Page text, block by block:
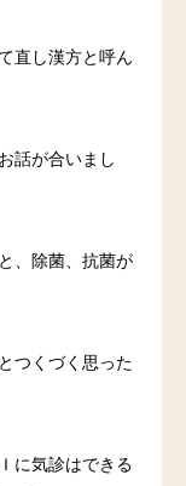
直し漢方と呼ん
話が合いまし
、除菌、抗菌が
つくづく思った
に気診はできる